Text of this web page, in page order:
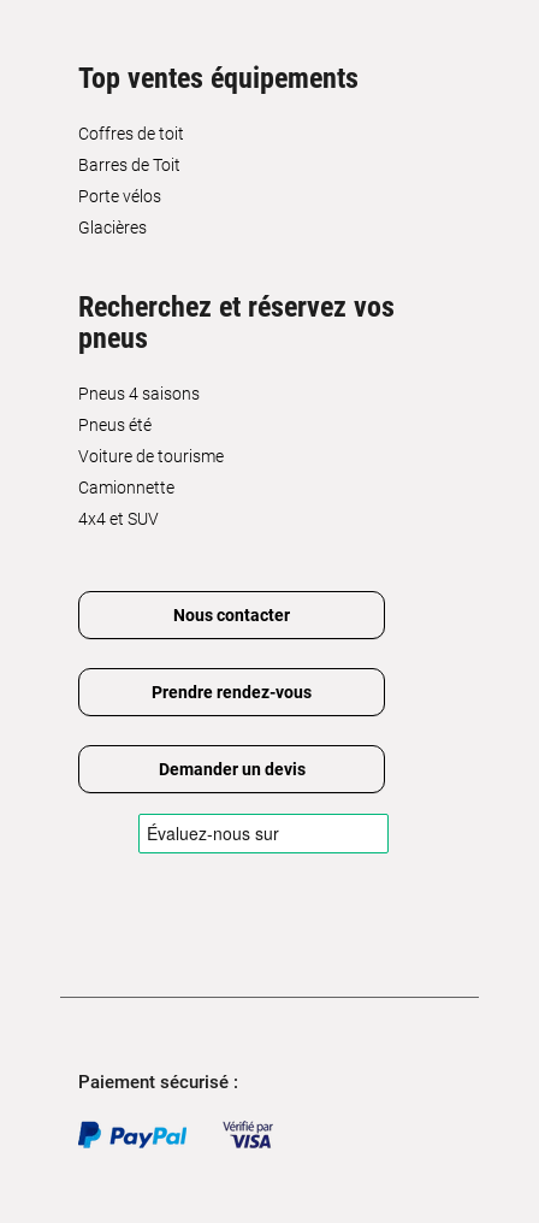
Top ventes équipements
Coffres de toit
Barres de Toit
Porte vélos
Glacières
Recherchez et réservez vos
pneus
Pneus 4 saisons
Pneus été
Voiture de tourisme
Camionnette
4x4 et SUV
Nous contacter
Prendre rendez-vous
Demander un devis
Paiement sécurisé :